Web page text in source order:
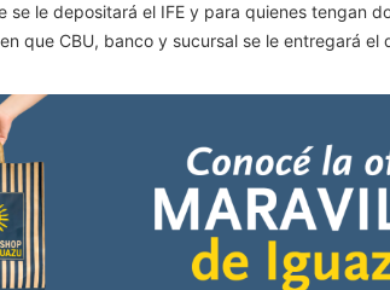
se le depositará el IFE y para quienes tengan
que CBU, banco y sucursal se le entregará el